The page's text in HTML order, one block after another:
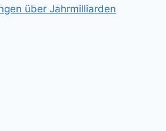
über Jahrmilliarden